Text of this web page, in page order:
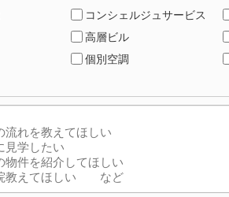
コンシェルジュサービス
高層ビル
個別空調